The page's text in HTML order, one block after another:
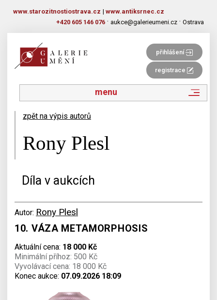
www.starozitnostiostrava.cz | www.antiksrnec.cz
+420 605 146 076 · aukce@galerieumeni.cz · Ostrava
přihlášení
registrace
menu
zpět na výpis autorů
Rony Plesl
Díla v aukcích
Autor: Rony Plesl
10. VÁZA METAMORPHOSIS
Aktuální cena: 18 000 Kč
Minimální příhoz: 500 Kč
Vyvolávací cena: 18 000 Kč
Konec aukce: 07.09.2026 18:09